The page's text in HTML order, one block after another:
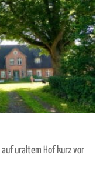
uraltem Hof kurz vor